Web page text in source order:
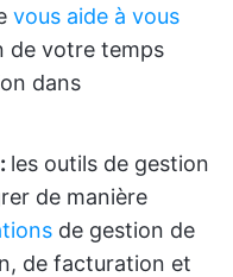
vous aide à vous
de votre temps
dans
les outils de gestion
de manière
de gestion de
de facturation et